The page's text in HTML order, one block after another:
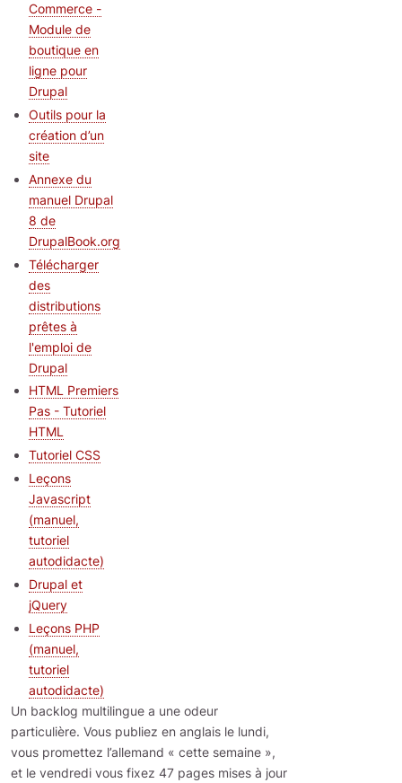
Commerce -
Module de
boutique en
ligne pour
Drupal
Outils pour la
création d’un
site
Annexe du
manuel Drupal
8 de
DrupalBook.org
Télécharger
des
distributions
prêtes à
l'emploi de
Drupal
HTML Premiers
Pas - Tutoriel
HTML
Tutoriel CSS
Leçons
Javascript
(manuel,
tutoriel
autodidacte)
Drupal et
jQuery
Leçons PHP
(manuel,
tutoriel
autodidacte)
Un backlog multilingue a une odeur
particulière. Vous publiez en anglais le lundi,
vous promettez l’allemand « cette semaine »,
et le vendredi vous fixez 47 pages mises à jour